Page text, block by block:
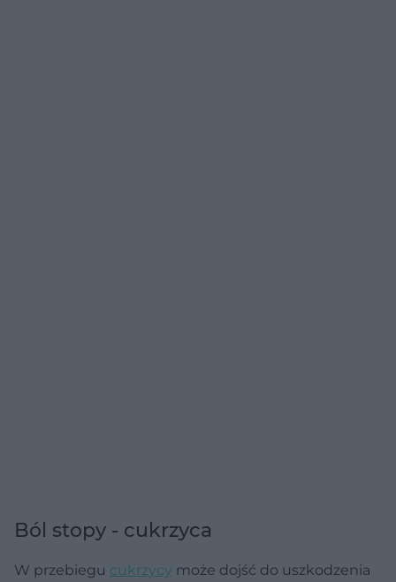
Ból stopy - cukrzyca
W przebiegu cukrzycy może dojść do uszkodzenia